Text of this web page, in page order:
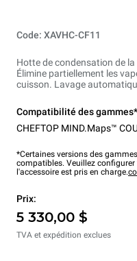
Code: XAVHC-CF11
Hotte de condensation de
Élimine partiellement les
cuisson. Lavage
Compatibilité des
CHEFTOP MIND.Maps™
*Certaines versions des
compatibles. Veuillez
l'accessoire est pris en charge.
Prix:
5 330,00 $
TVA et expédition exclues